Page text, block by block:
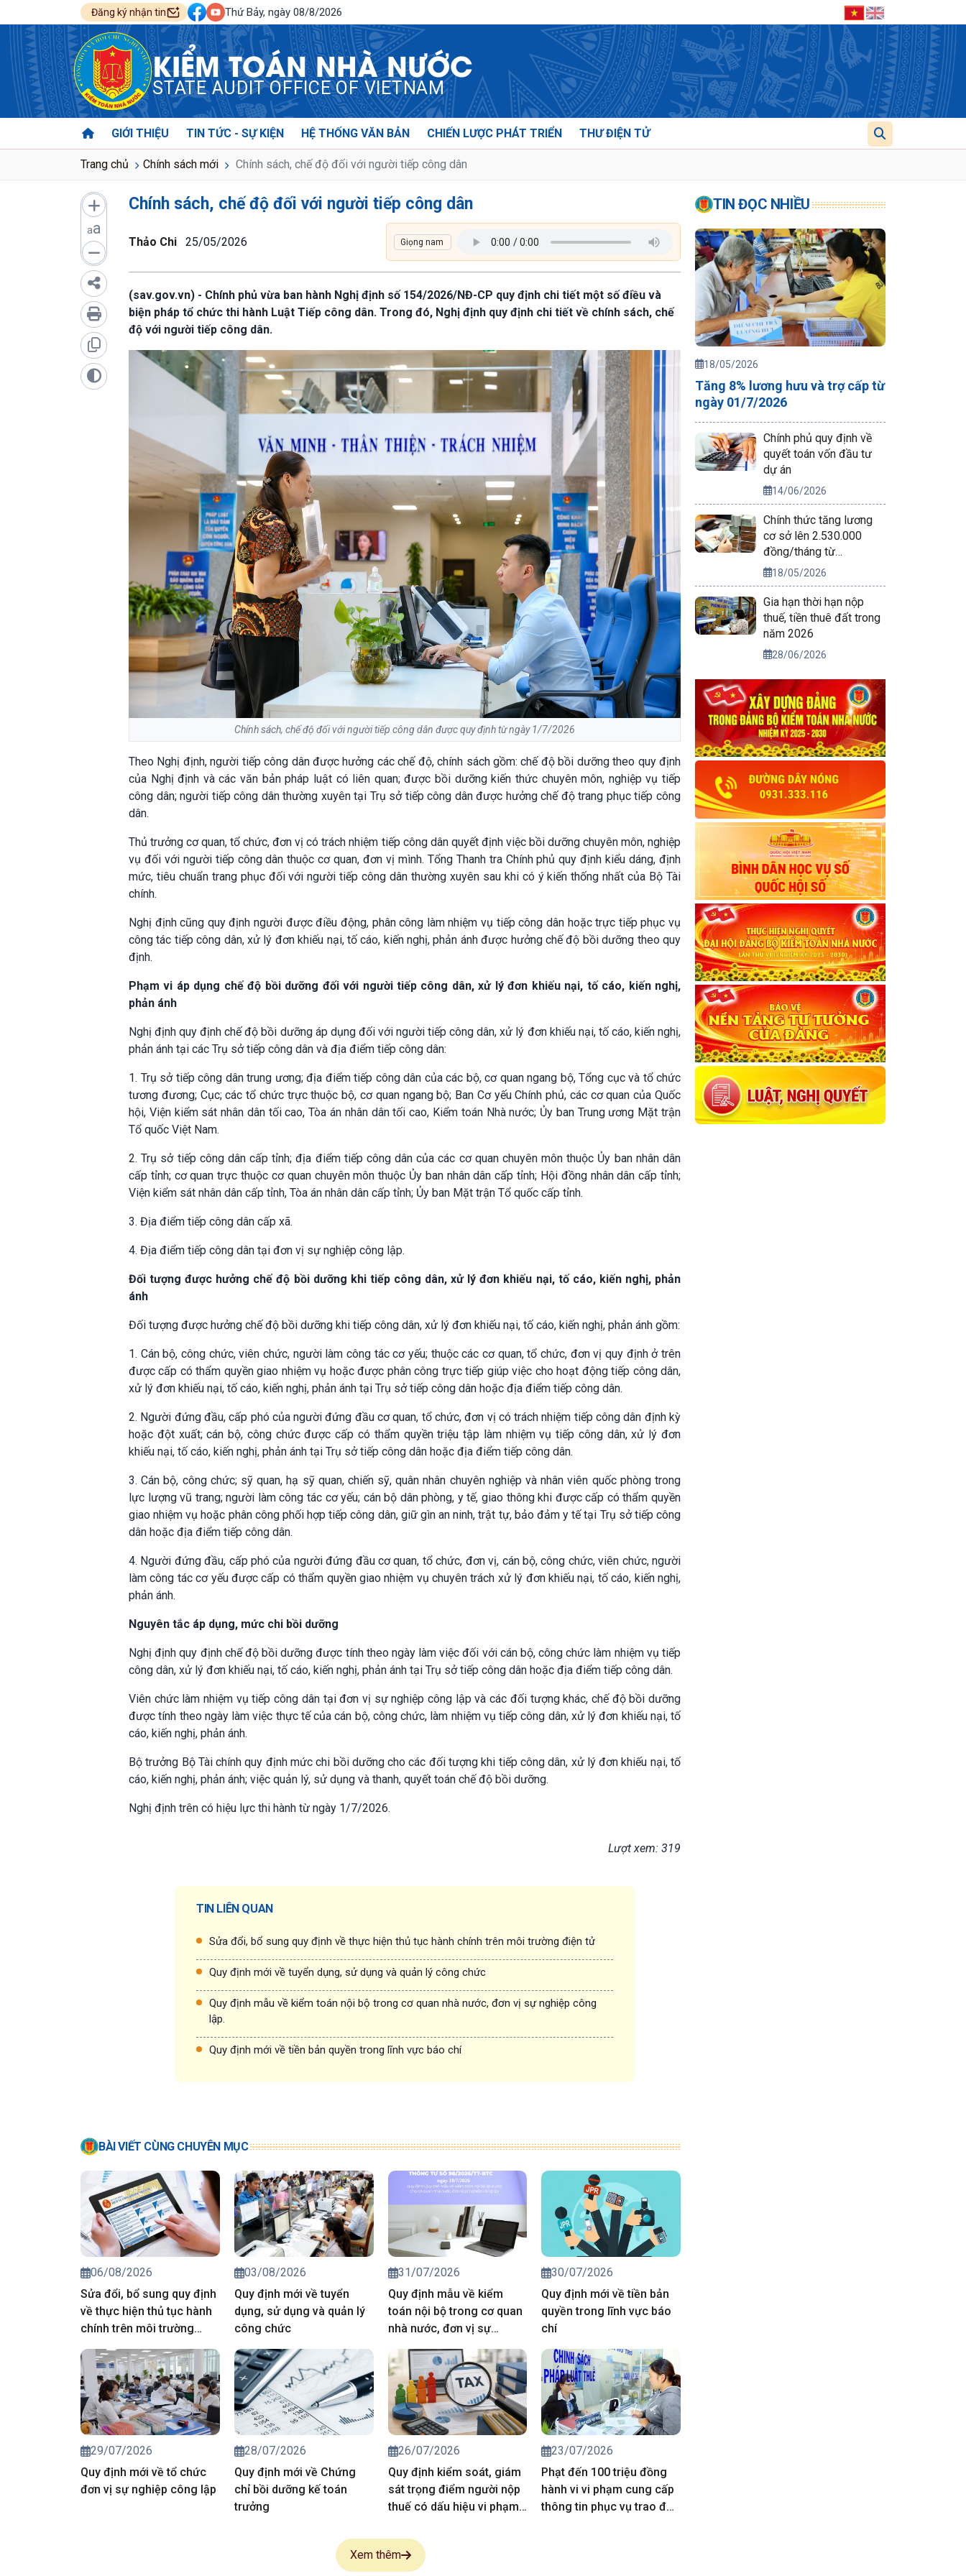
Đăng ký nhận tin Thứ Bảy, ngày 08/8/2026
KIỂM TOÁN NHÀ NƯỚC
STATE AUDIT OFFICE OF VIETNAM
GIỚI THIỆU TIN TỨC - SỰ KIỆN HỆ THỐNG VĂN BẢN CHIẾN LƯỢC PHÁT TRIỂN THƯ ĐIỆN TỬ
Trang chủ Chính sách mới Chính sách, chế độ đối với người tiếp công dân
aa
Chính sách, chế độ đối với người tiếp công dân
Thảo Chi 25/05/2026
(sav.gov.vn) - Chính phủ vừa ban hành Nghị định số 154/2026/NĐ-CP quy định chi tiết một số điều và
biện pháp tổ chức thi hành Luật Tiếp công dân. Trong đó, Nghị định quy định chi tiết về chính sách, chế
độ với người tiếp công dân.
Chính sách, chế độ đối với người tiếp công dân được quy định từ ngày 1/7/2026
Theo Nghị định, người tiếp công dân được hưởng các chế độ, chính sách gồm: chế độ bồi dưỡng theo quy định
của Nghị định và các văn bản pháp luật có liên quan; được bồi dưỡng kiến thức chuyên môn, nghiệp vụ tiếp
công dân; người tiếp công dân thường xuyên tại Trụ sở tiếp công dân được hưởng chế độ trang phục tiếp công
dân.
Thủ trưởng cơ quan, tổ chức, đơn vị có trách nhiệm tiếp công dân quyết định việc bồi dưỡng chuyên môn, nghiệp
vụ đối với người tiếp công dân thuộc cơ quan, đơn vị mình. Tổng Thanh tra Chính phủ quy định kiểu dáng, định
mức, tiêu chuẩn trang phục đối với người tiếp công dân thường xuyên sau khi có ý kiến thống nhất của Bộ Tài
chính.
Nghị định cũng quy định người được điều động, phân công làm nhiệm vụ tiếp công dân hoặc trực tiếp phục vụ
công tác tiếp công dân, xử lý đơn khiếu nại, tố cáo, kiến nghị, phản ánh được hưởng chế độ bồi dưỡng theo quy
định.
Phạm vi áp dụng chế độ bồi dưỡng đối với người tiếp công dân, xử lý đơn khiếu nại, tố cáo, kiến nghị,
phản ánh
Nghị định quy định chế độ bồi dưỡng áp dụng đối với người tiếp công dân, xử lý đơn khiếu nại, tố cáo, kiến nghị,
phản ánh tại các Trụ sở tiếp công dân và địa điểm tiếp công dân:
1. Trụ sở tiếp công dân trung ương; địa điểm tiếp công dân của các bộ, cơ quan ngang bộ, Tổng cục và tổ chức
tương đương; Cục; các tổ chức trực thuộc bộ, cơ quan ngang bộ; Ban Cơ yếu Chính phủ, các cơ quan của Quốc
hội, Viện kiểm sát nhân dân tối cao, Tòa án nhân dân tối cao, Kiểm toán Nhà nước; Ủy ban Trung ương Mặt trận
Tổ quốc Việt Nam.
2. Trụ sở tiếp công dân cấp tỉnh; địa điểm tiếp công dân của các cơ quan chuyên môn thuộc Ủy ban nhân dân
cấp tỉnh; cơ quan trực thuộc cơ quan chuyên môn thuộc Ủy ban nhân dân cấp tỉnh; Hội đồng nhân dân cấp tỉnh;
Viện kiểm sát nhân dân cấp tỉnh, Tòa án nhân dân cấp tỉnh; Ủy ban Mặt trận Tổ quốc cấp tỉnh.
3. Địa điểm tiếp công dân cấp xã.
4. Địa điểm tiếp công dân tại đơn vị sự nghiệp công lập.
Đối tượng được hưởng chế độ bồi dưỡng khi tiếp công dân, xử lý đơn khiếu nại, tố cáo, kiến nghị, phản
ánh
Đối tượng được hưởng chế độ bồi dưỡng khi tiếp công dân, xử lý đơn khiếu nại, tố cáo, kiến nghị, phản ánh gồm:
1. Cán bộ, công chức, viên chức, người làm công tác cơ yếu; thuộc các cơ quan, tổ chức, đơn vị quy định ở trên
được cấp có thẩm quyền giao nhiệm vụ hoặc được phân công trực tiếp giúp việc cho hoạt động tiếp công dân,
xử lý đơn khiếu nại, tố cáo, kiến nghị, phản ánh tại Trụ sở tiếp công dân hoặc địa điểm tiếp công dân.
2. Người đứng đầu, cấp phó của người đứng đầu cơ quan, tổ chức, đơn vị có trách nhiệm tiếp công dân định kỳ
hoặc đột xuất; cán bộ, công chức được cấp có thẩm quyền triệu tập làm nhiệm vụ tiếp công dân, xử lý đơn
khiếu nại, tố cáo, kiến nghị, phản ánh tại Trụ sở tiếp công dân hoặc địa điểm tiếp công dân.
3. Cán bộ, công chức; sỹ quan, hạ sỹ quan, chiến sỹ, quân nhân chuyên nghiệp và nhân viên quốc phòng trong
lực lượng vũ trang; người làm công tác cơ yếu; cán bộ dân phòng, y tế, giao thông khi được cấp có thẩm quyền
giao nhiệm vụ hoặc phân công phối hợp tiếp công dân, giữ gìn an ninh, trật tự, bảo đảm y tế tại Trụ sở tiếp công
dân hoặc địa điểm tiếp công dân.
4. Người đứng đầu, cấp phó của người đứng đầu cơ quan, tổ chức, đơn vị, cán bộ, công chức, viên chức, người
làm công tác cơ yếu được cấp có thẩm quyền giao nhiệm vụ chuyên trách xử lý đơn khiếu nại, tố cáo, kiến nghị,
phản ánh.
Nguyên tắc áp dụng, mức chi bồi dưỡng
Nghị định quy định chế độ bồi dưỡng được tính theo ngày làm việc đối với cán bộ, công chức làm nhiệm vụ tiếp
công dân, xử lý đơn khiếu nại, tố cáo, kiến nghị, phản ánh tại Trụ sở tiếp công dân hoặc địa điểm tiếp công dân.
Viên chức làm nhiệm vụ tiếp công dân tại đơn vị sự nghiệp công lập và các đối tượng khác, chế độ bồi dưỡng
được tính theo ngày làm việc thực tế của cán bộ, công chức, làm nhiệm vụ tiếp công dân, xử lý đơn khiếu nại, tố
cáo, kiến nghị, phản ánh.
Bộ trưởng Bộ Tài chính quy định mức chi bồi dưỡng cho các đối tượng khi tiếp công dân, xử lý đơn khiếu nại, tố
cáo, kiến nghị, phản ánh; việc quản lý, sử dụng và thanh, quyết toán chế độ bồi dưỡng.
Nghị định trên có hiệu lực thi hành từ ngày 1/7/2026.
Lượt xem: 319
TIN LIÊN QUAN
Sửa đổi, bổ sung quy định về thực hiện thủ tục hành chính trên môi trường điện tử
Quy định mới về tuyển dụng, sử dụng và quản lý công chức
Quy định mẫu về kiểm toán nội bộ trong cơ quan nhà nước, đơn vị sự nghiệp công
lập.
Quy định mới về tiền bản quyền trong lĩnh vực báo chí
BÀI VIẾT CÙNG CHUYÊN MỤC
06/08/2026
Sửa đổi, bổ sung quy định
về thực hiện thủ tục hành
chính trên môi trường
điện tử
03/08/2026
Quy định mới về tuyển
dụng, sử dụng và quản lý
công chức
31/07/2026
Quy định mẫu về kiểm
toán nội bộ trong cơ quan
nhà nước, đơn vị sự
nghiệp công lập.
30/07/2026
Quy định mới về tiền bản
quyền trong lĩnh vực báo
chí
29/07/2026
Quy định mới về tổ chức
đơn vị sự nghiệp công lập
28/07/2026
Quy định mới về Chứng
chỉ bồi dưỡng kế toán
trưởng
26/07/2026
Quy định kiểm soát, giám
sát trọng điểm người nộp
thuế có dấu hiệu vi phạm
23/07/2026
Phạt đến 100 triệu đồng
hành vi vi phạm cung cấp
thông tin phục vụ trao đổi
Xem thêm
TIN ĐỌC NHIỀU
18/05/2026
Tăng 8% lương hưu và trợ cấp từ
ngày 01/7/2026
Chính phủ quy định về
quyết toán vốn đầu tư
dự án
14/06/2026
Chính thức tăng lương
cơ sở lên 2.530.000
đồng/tháng từ
01/7/2026
18/05/2026
Gia hạn thời hạn nộp
thuế, tiền thuê đất trong
năm 2026
28/06/2026